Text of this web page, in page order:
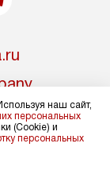
наш сайт,
персональных
(Cookie) и
персональных